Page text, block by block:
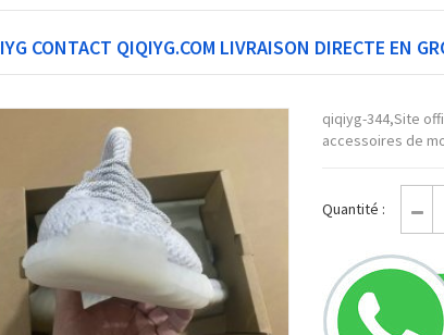
CONTACT QIQIYG.COM LIVRAISON DIRECTE EN
qiqiyg-344,Site
accessoires de
Quantité :